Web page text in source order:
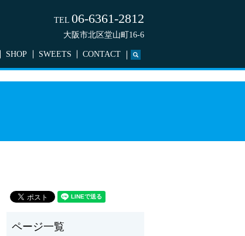
SHOP SWEETS CONTACT
TEL 06-6361-2812
大阪市北区堂山町16-6